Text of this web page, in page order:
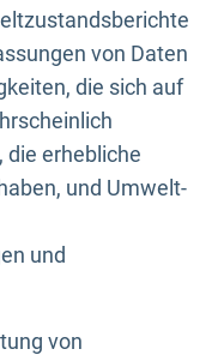
von Daten
die sich auf
die erhebliche
und Umwelt-
und
von